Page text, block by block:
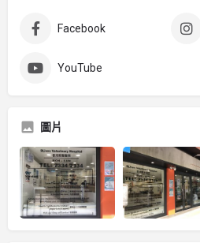
Facebook
YouTube
圖片